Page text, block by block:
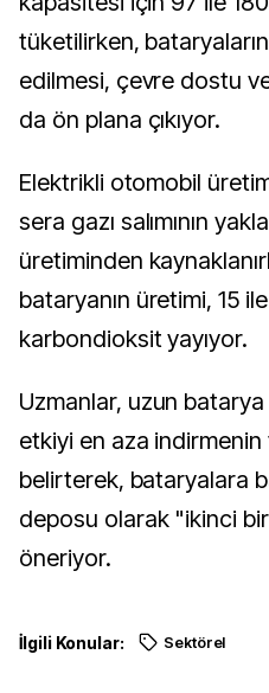
tüketilirken,
edilmesi, çevre dostu
da ön plana çıkıyor.
Elektrikli otomobil
sera gazı salımının
üretiminden
bataryanın üretimi, 15
karbondioksit yayıyor.
Uzmanlar, uzun
etkiyi en aza
belirterek, bataryalara
deposu olarak "ikinci
öneriyor.
İlgili Konular: Sektörel